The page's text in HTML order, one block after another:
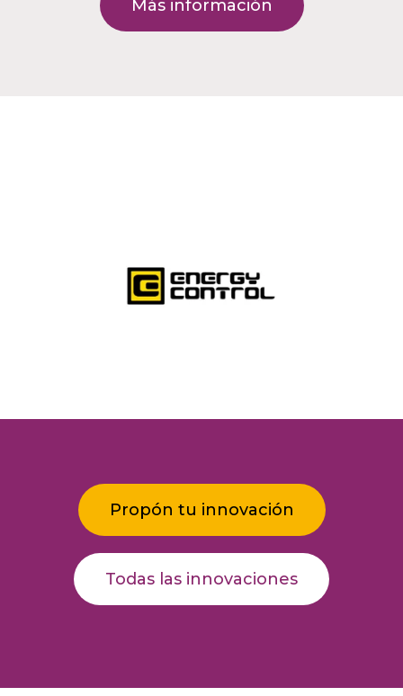
Más información
Propón tu innovación
Todas las innovaciones